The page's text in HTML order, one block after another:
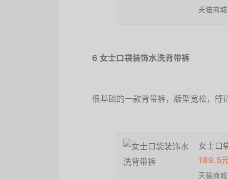
天猫商城
6 女士口袋装饰水洗背带裤
很基础的一款背带裤，版型宽松，舒
女士口
189.5
天猫商城